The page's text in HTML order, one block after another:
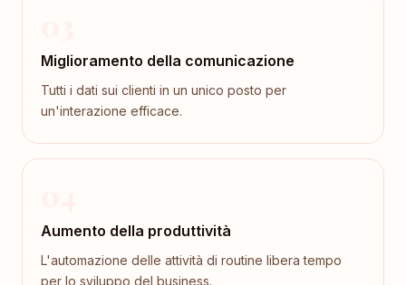
Miglioramento della comunicazione
Tutti i dati sui clienti in un unico posto per
un'interazione efficace.
Aumento della produttività
L'automazione delle attività di routine libera tempo
per lo sviluppo del business.